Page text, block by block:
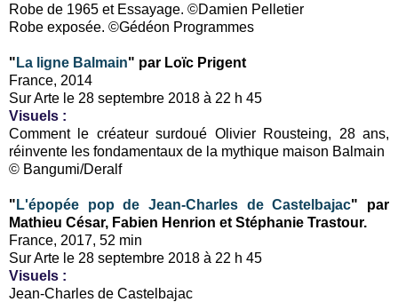
Robe de 1965 et Essayage. ©Damien Pelletier
Robe exposée. ©Gédéon Programmes
" La ligne Balmain" par Loïc Prigent
France, 2014
Sur Arte le 28 septembre 2018 à 22 h 45
Visuels :
Comment le créateur surdoué Olivier Rousteing, 28 ans,
réinvente les fondamentaux de la mythique maison Balmain
© Bangumi/Deralf
" L'épopée pop de Jean-Charles de Castelbajac" par
Mathieu César, Fabien Henrion et Stéphanie Trastour.
France, 2017, 52 min
Sur Arte le 28 septembre 2018 à 22 h 45
Visuels :
Jean-Charles de Castelbajac